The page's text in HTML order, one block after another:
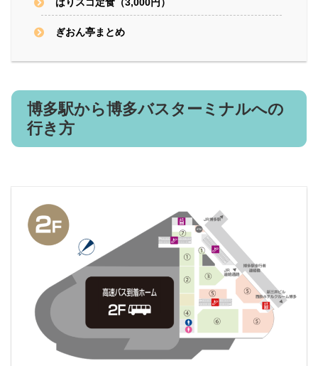
ばりスゴ定食（3,000円）
ぎおん亭まとめ
博多駅から博多バスターミナルへの
行き方